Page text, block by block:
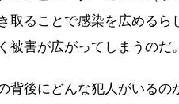
取ることで感染を広める
被害が広がってしまうのだ。
背後にどんな犯人がいるの